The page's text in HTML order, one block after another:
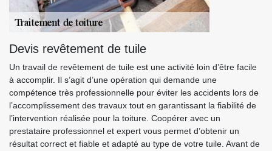
Devis revêtement de tuile
Un travail de revêtement de tuile est une activité loin d’être facile
à accomplir. Il s’agit d’une opération qui demande une
compétence très professionnelle pour éviter les accidents lors de
l’accomplissement des travaux tout en garantissant la fiabilité de
l’intervention réalisée pour la toiture. Coopérer avec un
prestataire professionnel et expert vous permet d’obtenir un
résultat correct et fiable et adapté au type de votre tuile. Avant de